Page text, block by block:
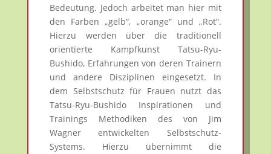
Bedeutung. Jedoch arbeitet man hier mit
den Farben „gelb“, „orange“ und „Rot“.
Hierzu werden über die traditionell
orientierte Kampfkunst Tatsu-Ryu-
Bushido, Erfahrungen von deren Trainern
und andere Disziplinen eingesetzt. In
dem Selbstschutz für Frauen nutzt das
Tatsu-Ryu-Bushido Inspirationen und
Trainings Methodiken des von Jim
Wagner entwickelten Selbstschutz-
Systems. Hierzu übernimmt die